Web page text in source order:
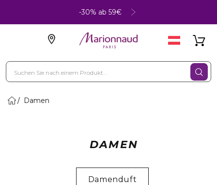
-30% ab 59€
Damen
DAMEN
Damenduft